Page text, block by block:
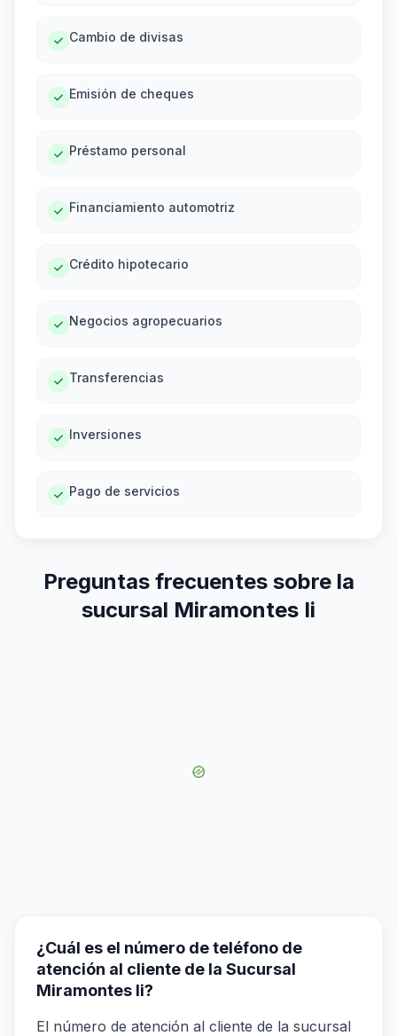
Cambio de divisas
Emisión de cheques
Préstamo personal
Financiamiento automotriz
Crédito hipotecario
Negocios agropecuarios
Transferencias
Inversiones
Pago de servicios
Preguntas frecuentes sobre la
sucursal Miramontes Ii
¿Cuál es el número de teléfono de
atención al cliente de la Sucursal
Miramontes Ii?
El número de atención al cliente de la sucursal